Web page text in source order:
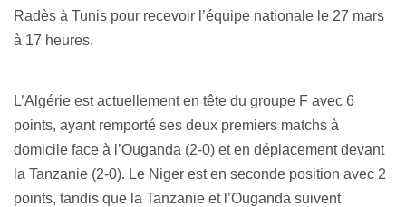
Radès à Tunis pour recevoir l’équipe nationale le 27 mars
à 17 heures.
L’Algérie est actuellement en tête du groupe F avec 6
points, ayant remporté ses deux premiers matchs à
domicile face à l’Ouganda (2-0) et en déplacement devant
la Tanzanie (2-0). Le Niger est en seconde position avec 2
points, tandis que la Tanzanie et l’Ouganda suivent